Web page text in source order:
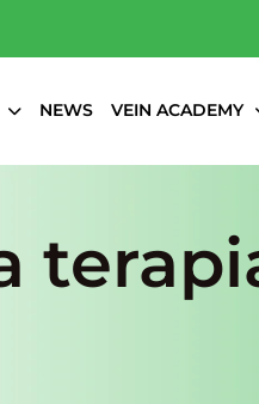
NEWS VEIN ACADEMY